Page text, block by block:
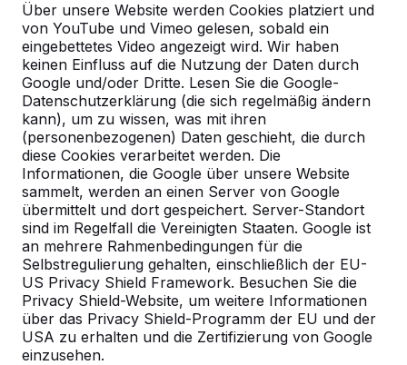
Über unsere Website werden Cookies platziert und
von YouTube und Vimeo gelesen, sobald ein
eingebettetes Video angezeigt wird. Wir haben
keinen Einfluss auf die Nutzung der Daten durch
Google und/oder Dritte. Lesen Sie die Google-
Datenschutzerklärung (die sich regelmäßig ändern
kann), um zu wissen, was mit ihren
(personenbezogenen) Daten geschieht, die durch
diese Cookies verarbeitet werden. Die
Informationen, die Google über unsere Website
sammelt, werden an einen Server von Google
übermittelt und dort gespeichert. Server-Standort
sind im Regelfall die Vereinigten Staaten. Google ist
an mehrere Rahmenbedingungen für die
Selbstregulierung gehalten, einschließlich der EU-
US Privacy Shield Framework. Besuchen Sie die
Privacy Shield-Website, um weitere Informationen
über das Privacy Shield-Programm der EU und der
USA zu erhalten und die Zertifizierung von Google
einzusehen.
Kontakt
HeBlad Deutschland
Diekerstraße 97
42781 Haan
Deutschland
+49 212 934 77 25
info@HeBlad.de